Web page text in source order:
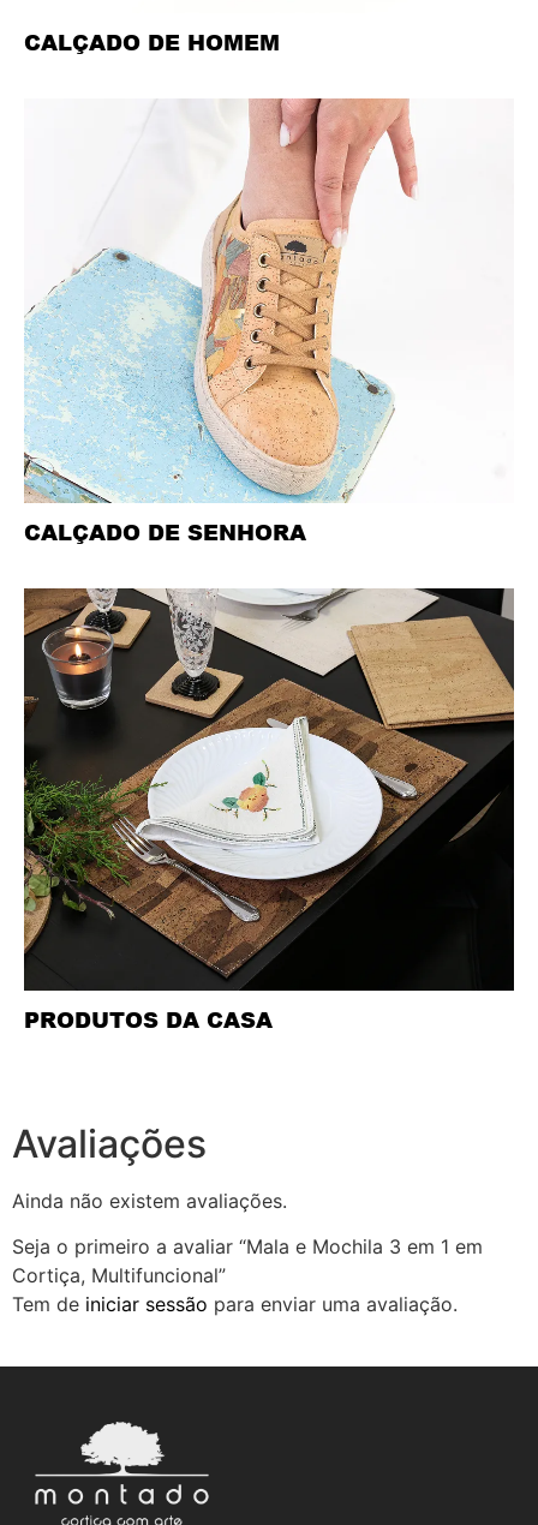
CALÇADO DE HOMEM
CALÇADO DE SENHORA
PRODUTOS DA CASA
Avaliações
Ainda não existem avaliações.
Seja o primeiro a avaliar “Mala e Mochila 3 em 1 em
Cortiça, Multifuncional”
Tem de iniciar sessão para enviar uma avaliação.